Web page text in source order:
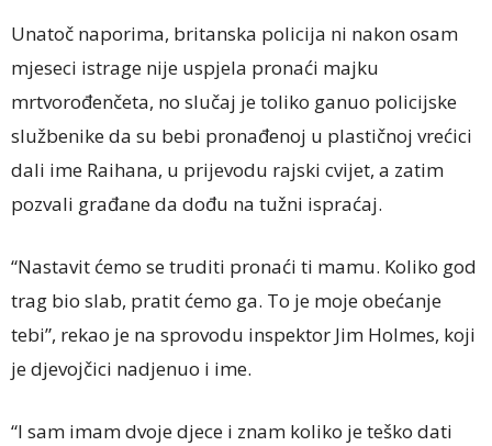
Unatoč naporima, britanska policija ni nakon osam
mjeseci istrage nije uspjela pronaći majku
mrtvorođenčeta, no slučaj je toliko ganuo policijske
službenike da su bebi pronađenoj u plastičnoj vrećici
dali ime Raihana, u prijevodu rajski cvijet, a zatim
pozvali građane da dođu na tužni ispraćaj.
“Nastavit ćemo se truditi pronaći ti mamu. Koliko god
trag bio slab, pratit ćemo ga. To je moje obećanje
tebi”, rekao je na sprovodu inspektor Jim Holmes, koji
je djevojčici nadjenuo i ime.
“I sam imam dvoje djece i znam koliko je teško dati